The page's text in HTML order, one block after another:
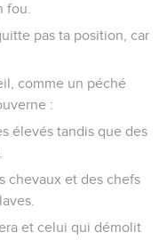
fou.
pas ta position, car
comme un péché
:
élevés tandis que des
chevaux et des chefs
et celui qui démolit